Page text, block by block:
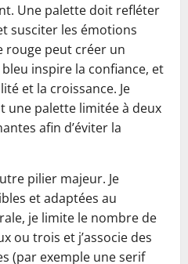
Une palette doit refléter
susciter les émotions
rouge peut créer un
inspire la confiance, et
et la croissance. Je
une palette limitée à deux
afin d’éviter la
pilier majeur. Je
et adaptées au
je limite le nombre de
ou trois et j’associe des
(par exemple une serif